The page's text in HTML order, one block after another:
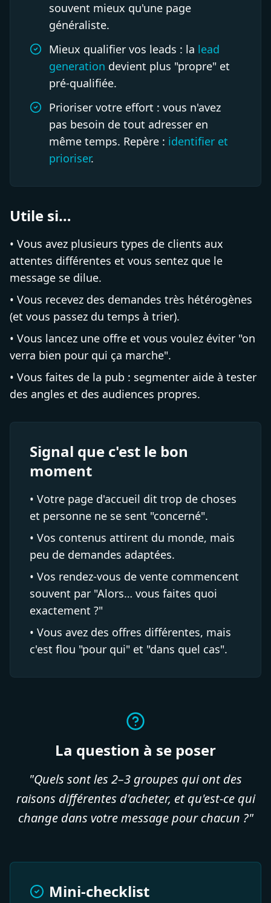
souvent mieux qu'une page
généraliste.
Mieux qualifier vos leads : la lead
generation devient plus "propre" et
pré-qualifiée.
Prioriser votre effort : vous n'avez
pas besoin de tout adresser en
même temps. Repère : identifier et
prioriser.
Utile si…
• Vous avez plusieurs types de clients aux
attentes différentes et vous sentez que le
message se dilue.
• Vous recevez des demandes très hétérogènes
(et vous passez du temps à trier).
• Vous lancez une offre et vous voulez éviter "on
verra bien pour qui ça marche".
• Vous faites de la pub : segmenter aide à tester
des angles et des audiences propres.
Signal que c'est le bon
moment
• Votre page d'accueil dit trop de choses
et personne ne se sent "concerné".
• Vos contenus attirent du monde, mais
peu de demandes adaptées.
• Vos rendez-vous de vente commencent
souvent par "Alors… vous faites quoi
exactement ?"
• Vous avez des offres différentes, mais
c'est flou "pour qui" et "dans quel cas".
La question à se poser
"Quels sont les 2–3 groupes qui ont des
raisons différentes d'acheter, et qu'est-ce qui
change dans votre message pour chacun ?"
Mini-checklist